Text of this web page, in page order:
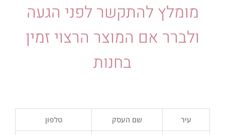
מומלץ להתקשר לפני הגעה
ולברר אם המוצר הרצוי זמין
בחנות
עיר שם העסק טלפון